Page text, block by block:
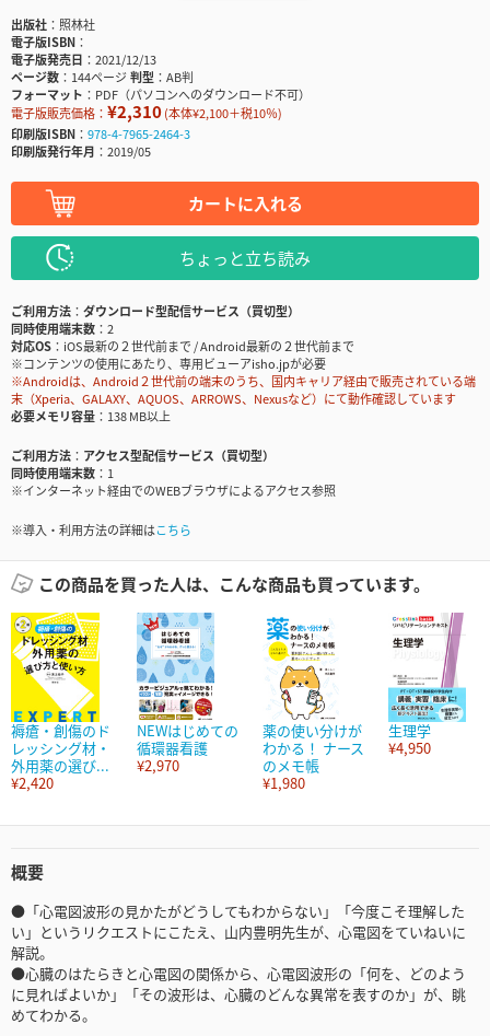
出版社
照林社
電子版ISBN
電子版発売日
2021/12/13
ページ数
144ページ判型
AB判
フォーマット
PDF（パソコンへのダウンロード不可）
電子版販売価格： ¥2,310(本体¥2,100＋税10％)
印刷版ISBN
978-4-7965-2464-3
印刷版発行年月
2019/05
カートに入れる
ちょっと立ち読み
ご利用方法
ダウンロード型配信サービス（買切型）
同時使用端末数
2
対応OS
iOS最新の２世代前まで / Android最新の２世代前まで
※コンテンツの使用にあたり、専用ビューアisho.jpが必要
※Androidは、Android２世代前の端末のうち、国内キャリア経由で販売されている端
末（Xperia、GALAXY、AQUOS、ARROWS、Nexusなど）にて動作確認しています
必要メモリ容量
138 MB以上
ご利用方法
アクセス型配信サービス（買切型）
同時使用端末数
1
※インターネット経由でのWEBブラウザによるアクセス参照
※導入・利用方法の詳細はこちら
この商品を買った人は、こんな商品も買っています。
褥瘡・創傷のド
レッシング材・
外用薬の選び...
¥2,420
NEWはじめての
循環器看護
¥2,970
薬の使い分けが
わかる！ ナース
のメモ帳
¥1,980
生理学
¥4,950
概要
●「心電図波形の見かたがどうしてもわからない」「今度こそ理解した
い」というリクエストにこたえ、山内豊明先生が、心電図をていねいに
解説。
●心臓のはたらきと心電図の関係から、心電図波形の「何を、どのよう
に見ればよいか」「その波形は、心臓のどんな異常を表すのか」が、眺
めてわかる。